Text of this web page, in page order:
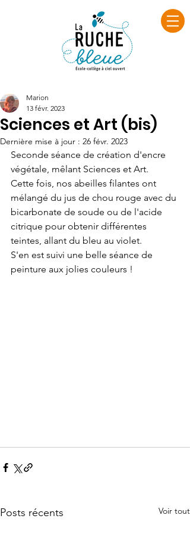
Sciences et Art (bis)
Marion
13 févr. 2023
Dernière mise à jour : 26 févr. 2023
Seconde séance de création d'encre
végétale, mêlant Sciences et Art.
Cette fois, nos abeilles filantes ont
mélangé du jus de chou rouge avec du
bicarbonate de soude ou de l'acide
citrique pour obtenir différentes
teintes, allant du bleu au violet.
S'en est suivi une belle séance de
peinture aux jolies couleurs !
Posts récents Voir tout